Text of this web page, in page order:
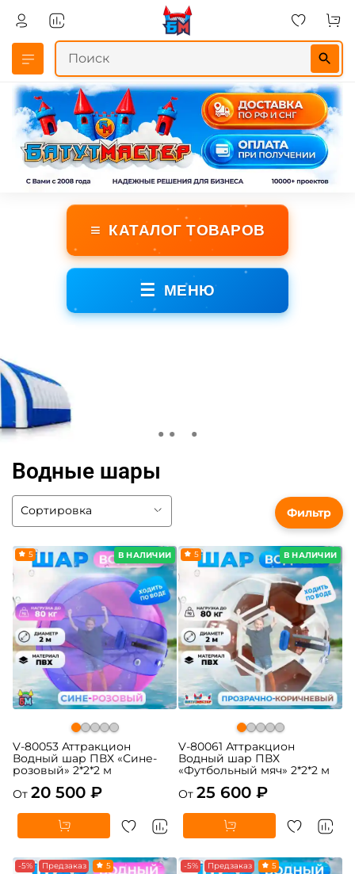
≡ КАТАЛОГ ТОВАРОВ
☰ МЕНЮ
Водные шары
В НАЛИЧИИ
5
V-80053 Аттракцион
Водный шар ПВХ «Сине-
розовый» 2*2*2 м
От 20 500 ₽
В НАЛИЧИИ
5
V-80061 Аттракцион
Водный шар ПВХ
«Футбольный мяч» 2*2*2 м
От 25 600 ₽
-5% Предзаказ 5 -5% Предзаказ 5
Фильтр